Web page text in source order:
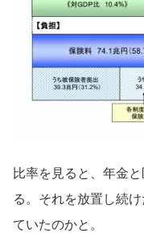
比率を見ると、年金
る。それを放置し続
ていたのかと。